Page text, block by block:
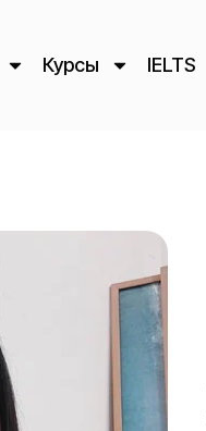
Курсы IELTS